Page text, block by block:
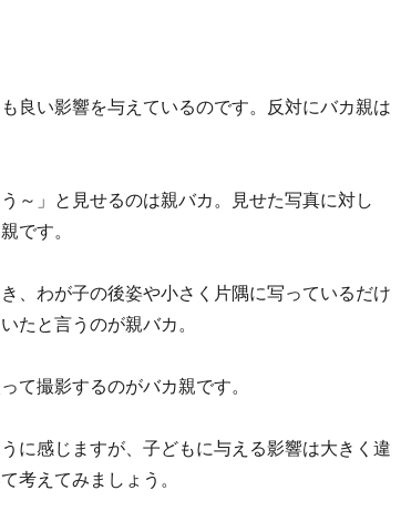
良い影響を与えているのです。反対にバカ親は
～」と見せるのは親バカ。見せた写真に対し
です。
、わが子の後姿や小さく片隅に写っているだけ
たと言うのが親バカ。
て撮影するのがバカ親です。
に感じますが、子どもに与える影響は大きく違
考えてみましょう。